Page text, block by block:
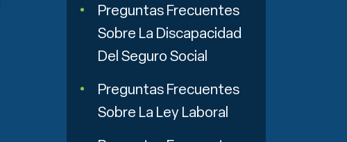
Preguntas Frecuentes
Sobre La Discapacidad
Del Seguro Social
Preguntas Frecuentes
Sobre La Ley Laboral